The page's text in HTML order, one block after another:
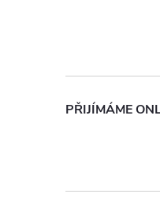
e
PŘIJÍMÁME